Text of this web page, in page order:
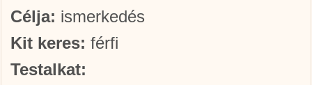
Célja: ismerkedés
Kit keres: férfi
Testalkat: